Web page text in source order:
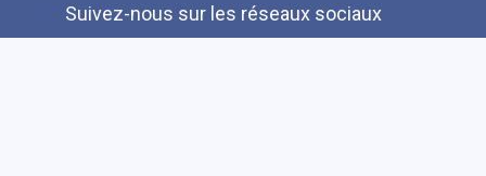
Suivez-nous sur les réseaux sociaux